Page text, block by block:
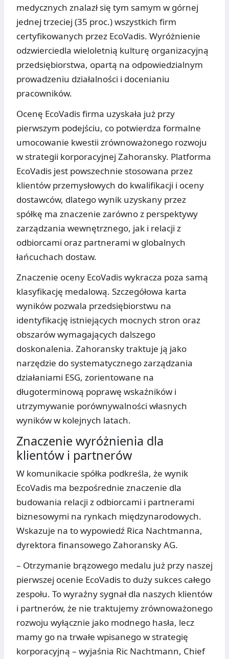
medycznych znalazł się tym samym w górnej
jednej trzeciej (35 proc.) wszystkich firm
certyfikowanych przez EcoVadis. Wyróżnienie
odzwierciedla wieloletnią kulturę organizacyjną
przedsiębiorstwa, opartą na odpowiedzialnym
prowadzeniu działalności i docenianiu
pracowników.
Ocenę EcoVadis firma uzyskała już przy
pierwszym podejściu, co potwierdza formalne
umocowanie kwestii zrównoważonego rozwoju
w strategii korporacyjnej Zahoransky. Platforma
EcoVadis jest powszechnie stosowana przez
klientów przemysłowych do kwalifikacji i oceny
dostawców, dlatego wynik uzyskany przez
spółkę ma znaczenie zarówno z perspektywy
zarządzania wewnętrznego, jak i relacji z
odbiorcami oraz partnerami w globalnych
łańcuchach dostaw.
Znaczenie oceny EcoVadis wykracza poza samą
klasyfikację medalową. Szczegółowa karta
wyników pozwala przedsiębiorstwu na
identyfikację istniejących mocnych stron oraz
obszarów wymagających dalszego
doskonalenia. Zahoransky traktuje ją jako
narzędzie do systematycznego zarządzania
działaniami ESG, zorientowane na
długoterminową poprawę wskaźników i
utrzymywanie porównywalności własnych
wyników w kolejnych latach.
Znaczenie wyróżnienia dla
klientów i partnerów
W komunikacie spółka podkreśla, że wynik
EcoVadis ma bezpośrednie znaczenie dla
budowania relacji z odbiorcami i partnerami
biznesowymi na rynkach międzynarodowych.
Wskazuje na to wypowiedź Rica Nachtmanna,
dyrektora finansowego Zahoransky AG.
– Otrzymanie brązowego medalu już przy naszej
pierwszej ocenie EcoVadis to duży sukces całego
zespołu. To wyraźny sygnał dla naszych klientów
i partnerów, że nie traktujemy zrównoważonego
rozwoju wyłącznie jako modnego hasła, lecz
mamy go na trwałe wpisanego w strategię
korporacyjną – wyjaśnia Ric Nachtmann, Chief